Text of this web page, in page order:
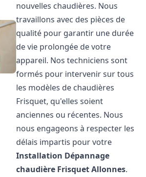
nouvelles chaudières. Nous
travaillons avec des pièces de
qualité pour garantir une durée
de vie prolongée de votre
appareil. Nos techniciens sont
formés pour intervenir sur tous
les modèles de chaudières
Frisquet, qu'elles soient
anciennes ou récentes. Nous
nous engageons à respecter les
délais impartis pour votre
Installation Dépannage
chaudière FrisquetAllonnes.